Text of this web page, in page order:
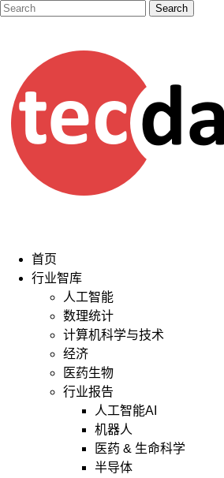
首页
行业智库
人工智能
数理统计
计算机科学与技术
经济
医药生物
行业报告
人工智能AI
机器人
医药 & 生命科学
半导体